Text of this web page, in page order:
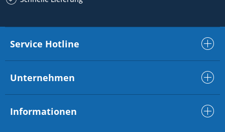
Service Hotline
Unternehmen
Informationen